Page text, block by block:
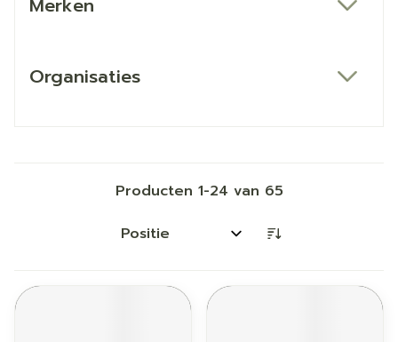
Merken
Organisaties
Producten 1-24 van 65
Sorteer op: